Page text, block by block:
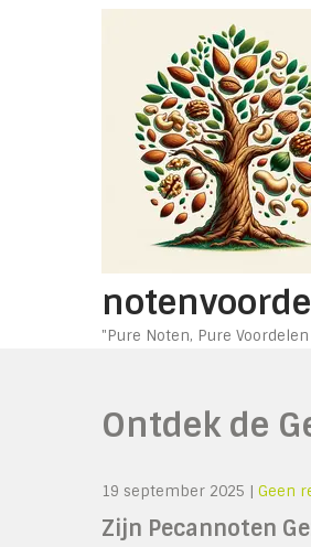
"Pure Noten, Pure
Ontdek de
19 september 2025 | Geen
Zijn Pecannoten